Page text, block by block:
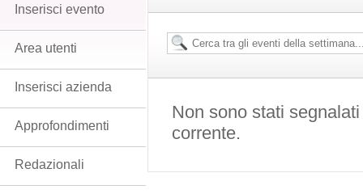
Non sono stati
corrente.
Inserisci evento
Area utenti
Inserisci azienda
Approfondimenti
Redazionali